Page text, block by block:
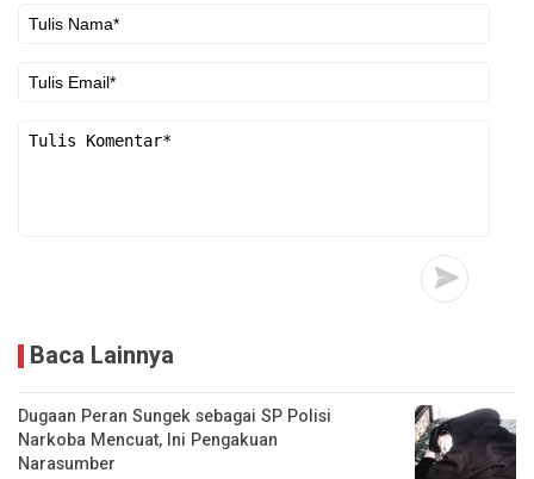
Baca Lainnya
Dugaan Peran Sungek sebagai SP Polisi
Narkoba Mencuat, Ini Pengakuan
Narasumber